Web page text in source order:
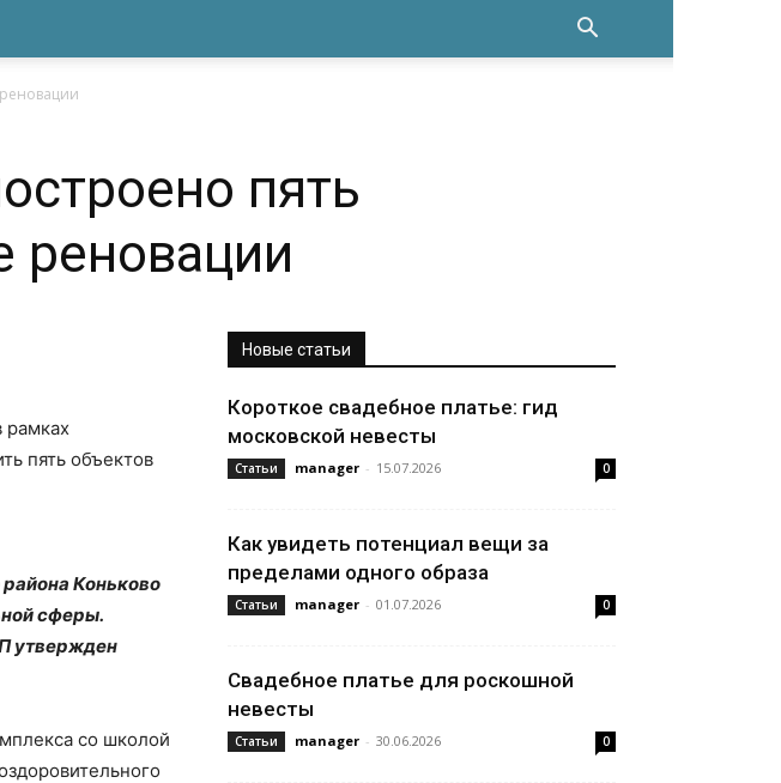
пять
реновации
рамках
пять объектов
Коньково
сферы.
утвержден
со школой
Новые статьи
Короткое свадебное платье: гид
московской невесты
Статьи manager - 15.07.2026 0
Как увидеть потенциал вещи за
пределами одного образа
Статьи manager - 01.07.2026 0
Свадебное платье для роскошной
невесты
Статьи manager - 30.06.2026 0